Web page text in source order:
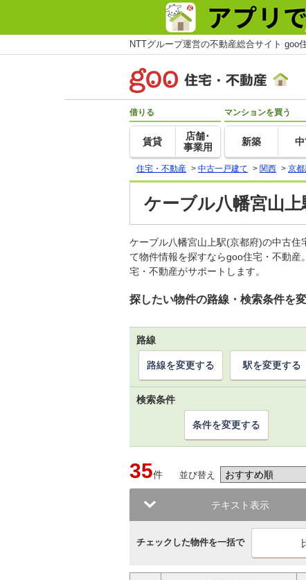
NTTグループ運営の不動産総合サイト goo
借りる
賃貸
店舗･
事業用
マンションを買う
新築
住宅・不動産 > 中古一戸建て > 関西 > 京
ケーブル八幡宮山
ケーブル八幡宮山上駅(京都府)の中古
て物件情報を探すならgoo住宅・不動
宅・不動産がサポートします。
探したい物件の路線・検索条件を
路線
路線を変更する 駅を変更する
検索条件
条件を変更する
35件 並び替え
テキスト表示
チェックした物件を一括で